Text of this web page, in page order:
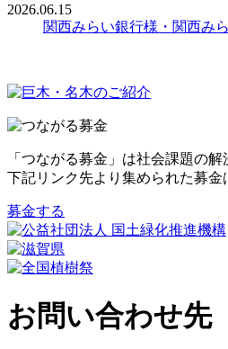
2026.06.15
関西みらい銀行様・関西み
「つながる募金」は社会課題の
下記リンク先より集められた募金
募金する
お問い合わせ先